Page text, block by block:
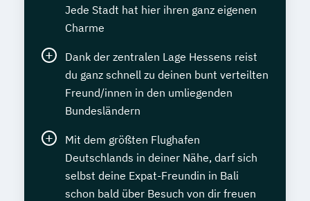
Jede Stadt hat hier ihren ganz eigenen
Charme
Dank der zentralen Lage Hessens reist
du ganz schnell zu deinen bunt verteilten
Freund/innen in den umliegenden
Bundesländern
Mit dem größten Flughafen
Deutschlands in deiner Nähe, darf sich
selbst deine Expat-Freundin in Bali
schon bald über Besuch von dir freuen